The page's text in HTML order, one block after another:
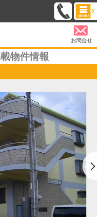
お問合せ
物件情報